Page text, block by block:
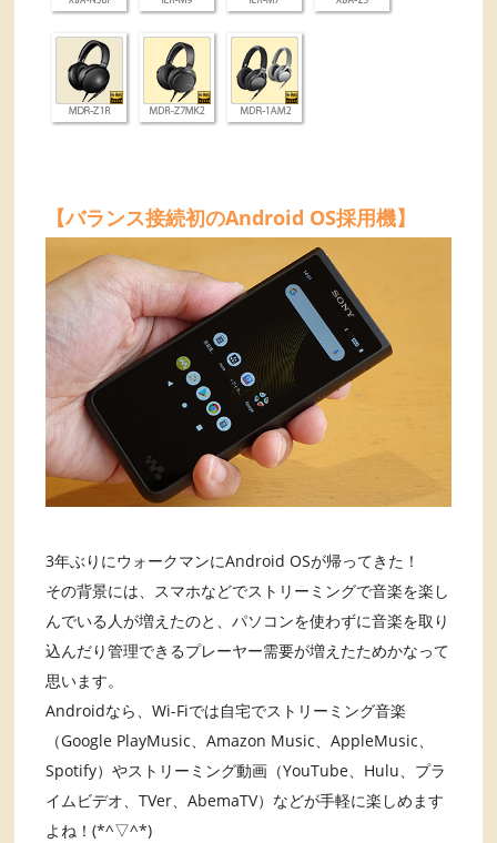
【バランス接続初のAndroid OS採用機】
3年ぶりにウォークマンにAndroid OSが帰ってきた！
その背景には、スマホなどでストリーミングで音楽を楽し
んでいる人が増えたのと、パソコンを使わずに音楽を取り
込んだり管理できるプレーヤー需要が増えたためかなって
思います。
Androidなら、Wi-Fiでは自宅でストリーミング音楽
（Google PlayMusic、Amazon Music、AppleMusic、
Spotify）やストリーミング動画（YouTube、Hulu、プラ
イムビデオ、TVer、AbemaTV）などが手軽に楽しめます
よね！(*^▽^*)